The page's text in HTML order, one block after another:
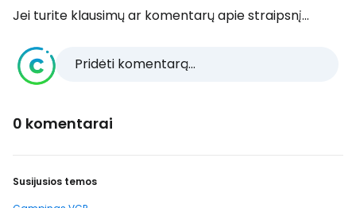
Jei turite klausimų ar komentarų apie straipsnį...
Pridėti komentarą...
0 komentarai
Susijusios temos